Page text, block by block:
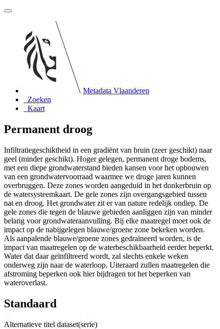
Metadata Vlaanderen
Zoeken
Kaart
Permanent droog
Infiltratiegeschiktheid in een gradiënt van bruin (zeer geschikt) naar
geel (minder geschikt). Hoger gelegen, permanent droge bodems,
met een diepe grondwaterstand bieden kansen voor het opbouwen
van een grondwatervoorraad waarmee we droge jaren kunnen
overbruggen. Deze zones worden aangeduid in het donkerbruin op
de watersysteemkaart. De gele zones zijn overgangsgebied tussen
nat en droog. Het grondwater zit er van nature redelijk ondiep. De
gele zones die tegen de blauwe gebieden aanliggen zijn van minder
belang voor grondwateraanvulling. Bij elke maatregel moet ook de
impact op de nabijgelegen blauwe/groene zone bekeken worden.
Als aanpalende blauwe/groene zones gedraineerd worden, is de
impact van maatregelen op de waterbeschikbaarheid eerder beperkt.
Water dat daar geïnfiltreerd wordt, zal slechts enkele weken
onderweg zijn naar de waterloop. Uiteraard zullen maatregelen die
afstroming beperken ook hier bijdragen tot het beperken van
wateroverlast.
Standaard
Alternatieve titel dataset(serie)